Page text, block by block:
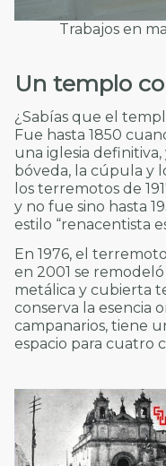
Trabajos en
Un templo
¿Sabías que el
Fue hasta 1850
una iglesia definitiva,
bóveda, la cúpula y
los terremotos de
y no fue sino hasta
estilo “renacentista
En 1976, el
en 2001 se
metálica y cubierta
conserva la esencia
campanarios, tiene
espacio para cuatro